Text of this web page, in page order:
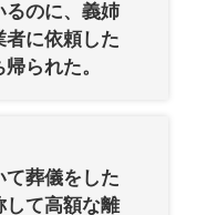
るのに、義姉
者に依頼した
られた。
て葬儀をした
して高額な離